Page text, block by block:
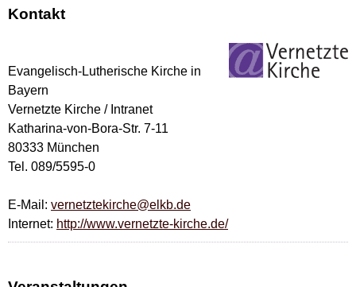
Kontakt
Evangelisch-Lutherische Kirche in
Bayern
Vernetzte Kirche / Intranet
Katharina-von-Bora-Str. 7-11
80333 München
Tel. 089/5595-0
E-Mail: vernetztekirche@elkb.de
Internet: http://www.vernetzte-kirche.de/